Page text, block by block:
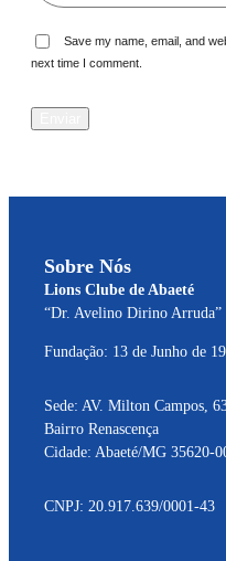
Save my name, email, and
next time I comment.
Sobre Nós
Lions Clube de Abaeté
“Dr. Avelino Dirino Arruda”
Fundação: 13 de Junho de
Sede: AV. Milton Campos,
Bairro Renascença
Cidade: Abaeté/MG 35620-
CNPJ: 20.917.639/0001-43